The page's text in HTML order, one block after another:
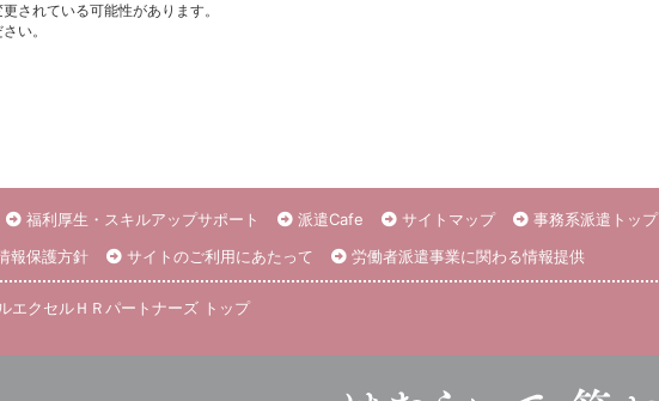
されている可能性があります。
い。
福利厚生・スキルアップサポート 派遣Cafe サイトマップ
事務系派遣トップ
報保護方針 サイトのご利用にあたって 労働者派遣事業に関わる情報提供
エクセルＨＲパートナーズ トップ